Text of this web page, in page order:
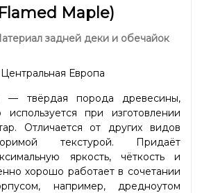
Maple)
задней деки и обечайок
Европа
— твёрдая порода древесины,
используется при изготовлении
Отличается от других видов
текстурой. Придаёт
яркость, чёткость и
хорошо работает в сочетании
например, дредноутом